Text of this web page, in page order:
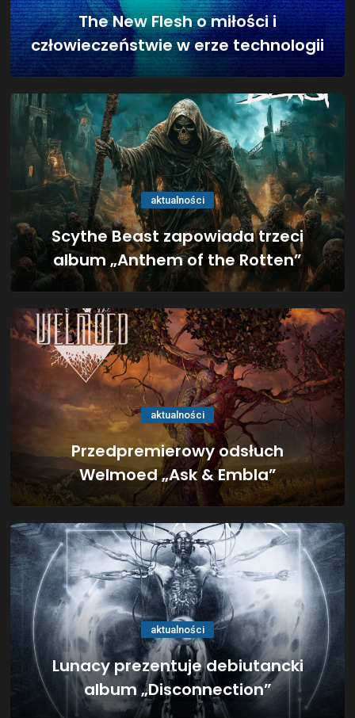
The New Flesh o miłości i
człowieczeństwie w erze technologii
aktualności
Scythe Beast zapowiada trzeci
album „Anthem of the Rotten”
aktualności
Przedpremierowy odsłuch
Welmoed „Ask & Embla”
aktualności
Lunacy prezentuje debiutancki
album „Disconnection”